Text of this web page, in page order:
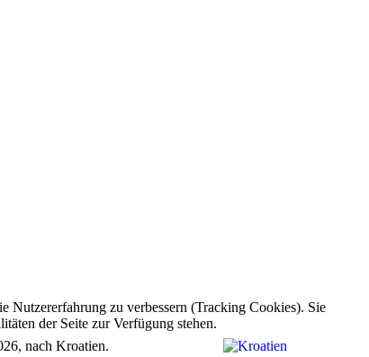
nach Kroatien.
Nutzererfahrung zu verbessern (Tracking Cookies). Sie
der Seite zur Verfügung stehen.